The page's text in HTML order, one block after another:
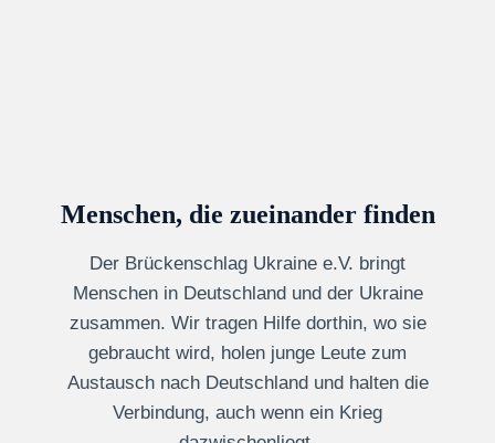
Menschen, die zueinander finden
Der Brückenschlag Ukraine e.V. bringt
Menschen in Deutschland und der Ukraine
zusammen. Wir tragen Hilfe dorthin, wo sie
gebraucht wird, holen junge Leute zum
Austausch nach Deutschland und halten die
Verbindung, auch wenn ein Krieg